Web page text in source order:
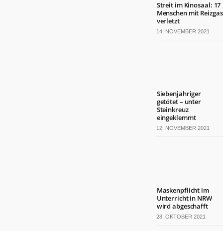
Streit im Kinosaal: 17
Menschen mit Reizgas
verletzt
14. NOVEMBER 2021
Siebenjähriger
getötet – unter
Steinkreuz
eingeklemmt
12. NOVEMBER 2021
Maskenpflicht im
Unterricht in NRW
wird abgeschafft
28. OKTOBER 2021